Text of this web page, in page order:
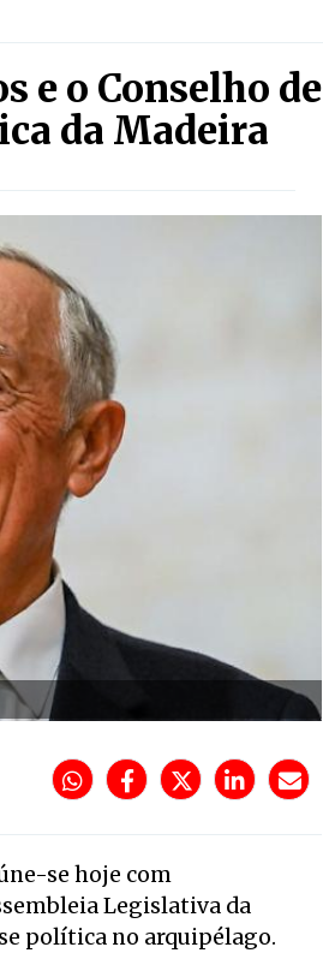
e o Conselho de
da Madeira
se hoje com
Legislativa da
política no arquipélago.